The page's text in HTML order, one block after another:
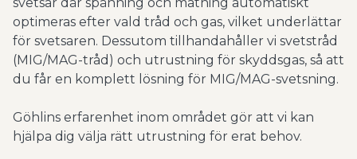
optimeras efter vald tråd och gas, vilket underlättar
för svetsaren. Dessutom tillhandahåller vi svetstråd
(MIG/MAG-tråd) och utrustning för skyddsgas, så att
du får en komplett lösning för MIG/MAG-svetsning.
Göhlins erfarenhet inom området gör att vi kan
hjälpa dig välja rätt utrustning för erat behov.